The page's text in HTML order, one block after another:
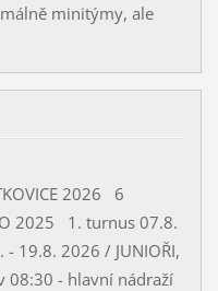
minitýmy, ale
2026 6
2025 1. turnus 07.8.
19.8. 2026 / JUNIOŘI,
08:30 - hlavní nádraží